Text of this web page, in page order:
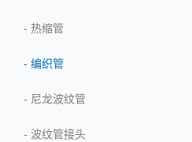
- 热缩管
- 编织管
- 尼龙波纹管
- 波纹管接头